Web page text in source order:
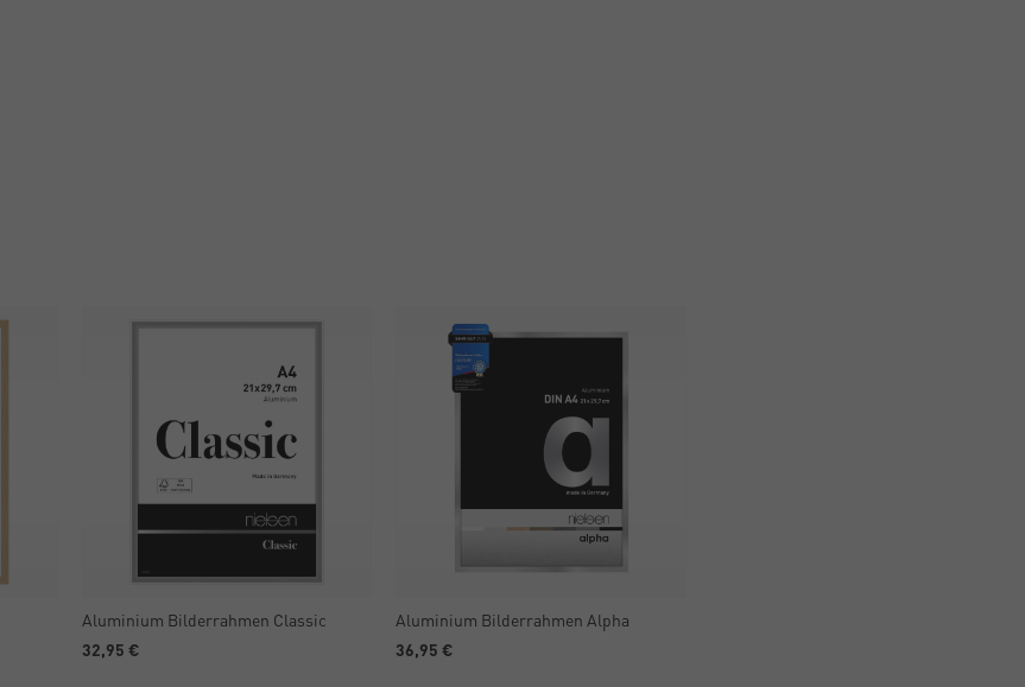
Aluminium Bilderrahmen Classic
32,95 €
Aluminium Bilderrahmen Alpha
36,95 €